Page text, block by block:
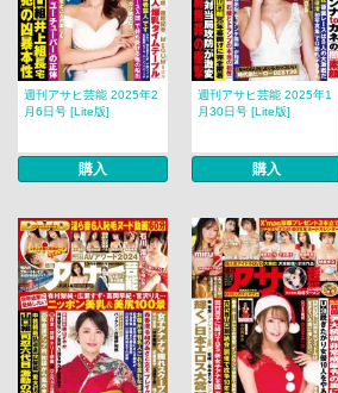
週刊アサヒ芸能 2025年2
月6日号 [Lite版]
購入
週刊アサヒ芸能 2025年1
月30日号 [Lite版]
購入